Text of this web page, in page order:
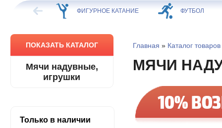
ХОККЕЙ ФИГУРНОЕ КАТАНИЕ ФУТБОЛ
ПОКАЗАТЬ КАТАЛОГ
Мячи надувные,
игрушки
Только в наличии
Главная » Каталог товаров
МЯЧИ